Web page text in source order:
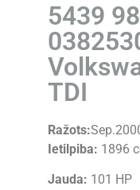
5439
TDI
Ražots:
Ietilpiba: 1896
Jauda: 101 HP